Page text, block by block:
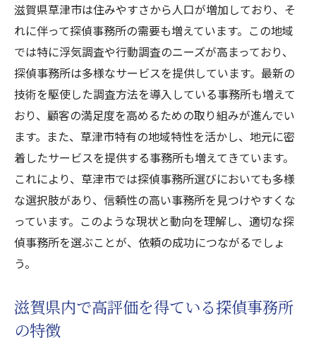
独自技術を活かした探偵調査の実例
草津市の探偵事務所による特別な顧客サー
ビス
地域専用サービスの提供方法について
草津市探偵業界でのサービス差別化戦略
探偵事務所が提供するサービスの進化と未
来
草津市における探偵事務所の需要増加とその背
景を探る
草津市で探偵事務所の需要が増加した理由
増加する需要に応える探偵事務所の対応策
探偵事務所の需要と地域の社会変化の関係
滋賀県草津市は住みやすさから人口が増加しており、そ
れに伴って探偵事務所の需要も増えています。この地域
では特に浮気調査や行動調査のニーズが高まっており、
探偵事務所は多様なサービスを提供しています。最新の
技術を駆使した調査方法を導入している事務所も増えて
おり、顧客の満足度を高めるための取り組みが進んでい
ます。また、草津市特有の地域特性を活かし、地元に密
着したサービスを提供する事務所も増えてきています。
これにより、草津市では探偵事務所選びにおいても多様
な選択肢があり、信頼性の高い事務所を見つけやすくな
っています。このような現状と動向を理解し、適切な探
偵事務所を選ぶことが、依頼の成功につながるでしょ
う。
滋賀県内で高評価を得ている探偵事務所
の特徴